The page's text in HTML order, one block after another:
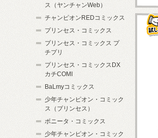
ス（ヤンチャンWeb）
チャンピオンREDコミックス
プリンセス・コミックス
プリンセス・コミックス プ
チプリ
プリンセス・コミックスDX
カチCOMI
BaLmyコミックス
少年チャンピオン・コミック
ス（プリンセス）
ボニータ・コミックス
少年チャンピオン・コミック